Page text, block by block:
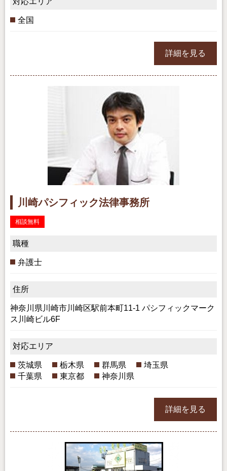
全国
詳細を見る
川崎パシフィック法律事務所
相談無料
職種
弁護士
住所
神奈川県川崎市川崎区駅前本町11-1 パシフィックマーク
ス川崎ビル6F
対応エリア
茨城県 栃木県 群馬県
埼玉県
千葉県
東京都 神奈川県
詳細を見る